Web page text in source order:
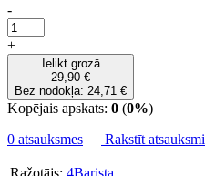
-
+
Ielikt grozā
29,90 €
Bez nodokļa: 24,71 €
Kopējais apskats: 0 (0%)
0 atsauksmes
Rakstīt atsauksmi
Ražotājs: 4Barista